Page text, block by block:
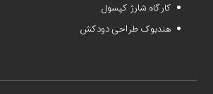
کارگاه شارژ کپسول
هندبوک طراحی دودکش